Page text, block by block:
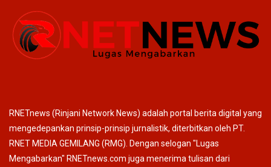
RNETnews (Rinjani Network News) adalah portal berita digital yang
mengedepankan prinsip-prinsip jurnalistik, diterbitkan oleh PT.
RNET MEDIA GEMILANG (RMG). Dengan selogan "Lugas
Mengabarkan" RNETnews.com juga menerima tulisan dari